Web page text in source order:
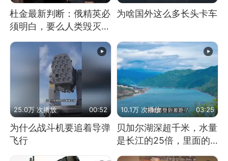
杜金最新判断：俄精英必
须明白，要么人类毁灭，
要么俄毁灭
为啥国外这么多长头卡车
25.0万 次播放 00:52
为什么战斗机要追着导弹
飞行
10.1万 次播放 03:25
贝加尔湖深超千米，水量
是长江的25倍，里面的